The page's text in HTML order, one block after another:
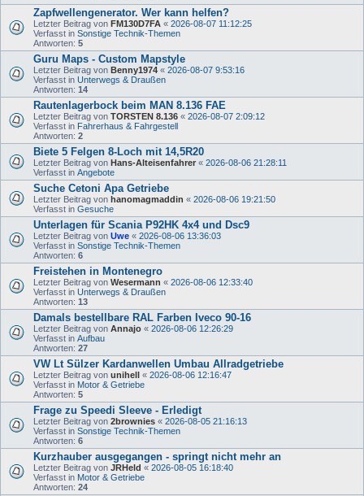
Zapfwellengenerator. Wer kann helfen?
Letzter Beitrag von FM130D7FA « 2026-08-07 11:12:25
Verfasst in Sonstige Technik-Themen
Antworten: 5
Guru Maps - Custom Mapstyle
Letzter Beitrag von Benny1974 « 2026-08-07 9:53:16
Verfasst in Unterwegs & Draußen
Antworten: 14
Rautenlagerbock beim MAN 8.136 FAE
Letzter Beitrag von TORSTEN 8.136 « 2026-08-07 2:09:12
Verfasst in Fahrerhaus & Fahrgestell
Antworten: 2
Biete 5 Felgen 8-Loch mit 14,5R20
Letzter Beitrag von Hans-Alteisenfahrer « 2026-08-06 21:28:11
Verfasst in Angebote
Suche Cetoni Apa Getriebe
Letzter Beitrag von hanomagmaddin « 2026-08-06 19:21:50
Verfasst in Gesuche
Unterlagen für Scania P92HK 4x4 und Dsc9
Letzter Beitrag von Uwe « 2026-08-06 13:36:03
Verfasst in Sonstige Technik-Themen
Antworten: 6
Freistehen in Montenegro
Letzter Beitrag von Wesermann « 2026-08-06 12:33:40
Verfasst in Unterwegs & Draußen
Antworten: 13
Damals bestellbare RAL Farben Iveco 90-16
Letzter Beitrag von Annajo « 2026-08-06 12:26:29
Verfasst in Aufbau
Antworten: 27
VW Lt Sülzer Kardanwellen Umbau Allradgetriebe
Letzter Beitrag von unihell « 2026-08-06 12:16:47
Verfasst in Motor & Getriebe
Antworten: 5
Frage zu Speedi Sleeve - Erledigt
Letzter Beitrag von 2brownies « 2026-08-05 21:16:13
Verfasst in Sonstige Technik-Themen
Antworten: 6
Kurzhauber ausgegangen - springt nicht mehr an
Letzter Beitrag von JRHeld « 2026-08-05 16:18:40
Verfasst in Motor & Getriebe
Antworten: 24